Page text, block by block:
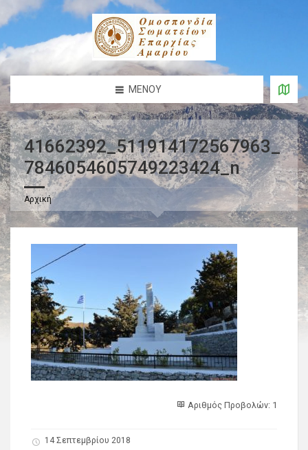
ΜΕΝΟΎ
41662392_511914172567963_
7846054605749223424_n
Αρχική
Αριθμός Προβολών: 1
14 Σεπτεμβρίου 2018